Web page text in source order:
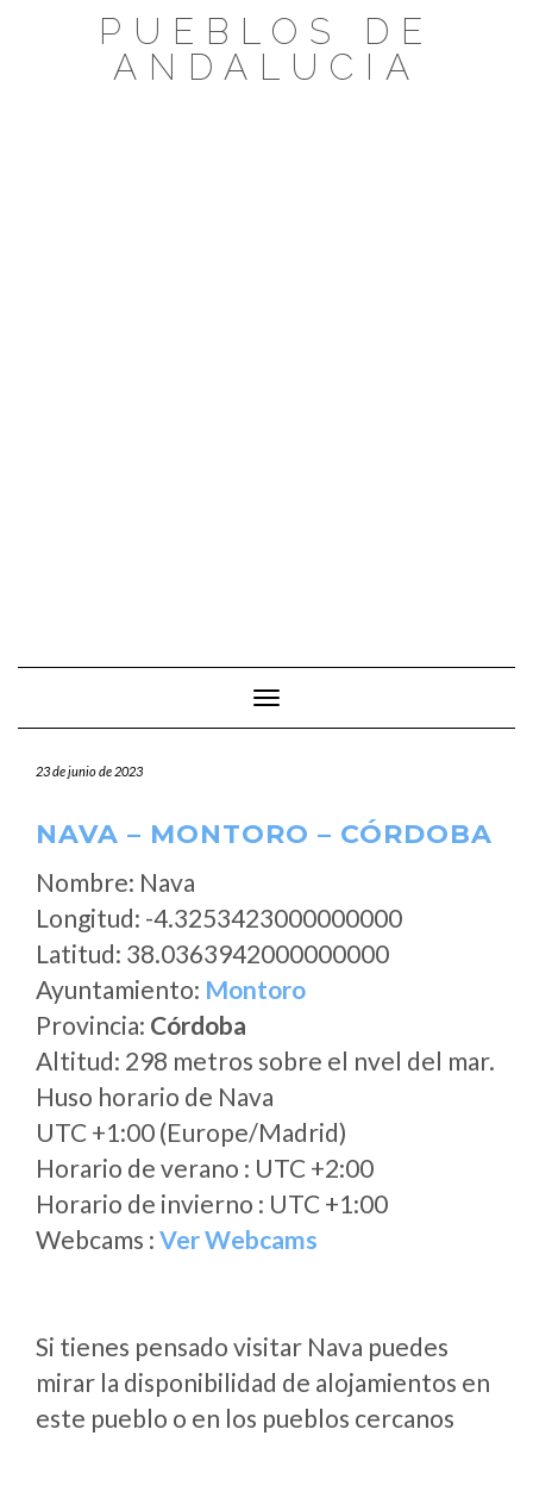
PUEBLOS DE
ANDALUCIA
Cambiar modo de navegación
23 de junio de 2023
NAVA – MONTORO – CÓRDOBA
Nombre: Nava
Longitud: -4.3253423000000000
Latitud: 38.0363942000000000
Ayuntamiento: Montoro
Provincia: Córdoba
Altitud: 298 metros sobre el nvel del mar.
Huso horario de Nava
UTC +1:00 (Europe/Madrid)
Horario de verano : UTC +2:00
Horario de invierno : UTC +1:00
Webcams : Ver Webcams
Si tienes pensado visitar Nava puedes
mirar la disponibilidad de alojamientos en
este pueblo o en los pueblos cercanos